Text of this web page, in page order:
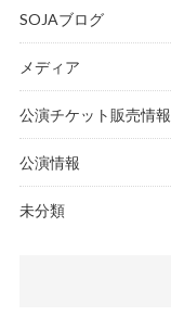
SOJAブログ
メディア
公演チケット販売情報
公演情報
未分類